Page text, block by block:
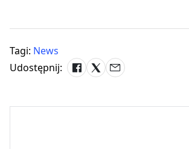
Tagi: News
Udostępnij: